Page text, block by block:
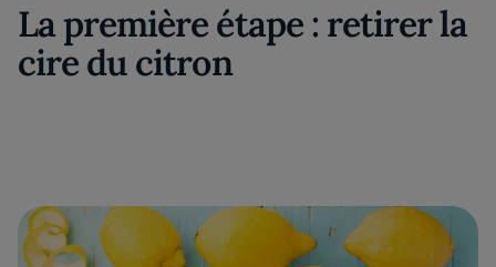
La première étape : retirer la
cire du citron